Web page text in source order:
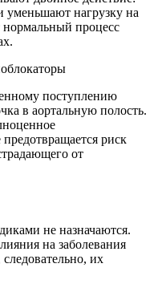
уменьшают нагрузку на
процесс
поступлению
в аортальную полость.
риск
от
не назначаются.
на заболевания
их